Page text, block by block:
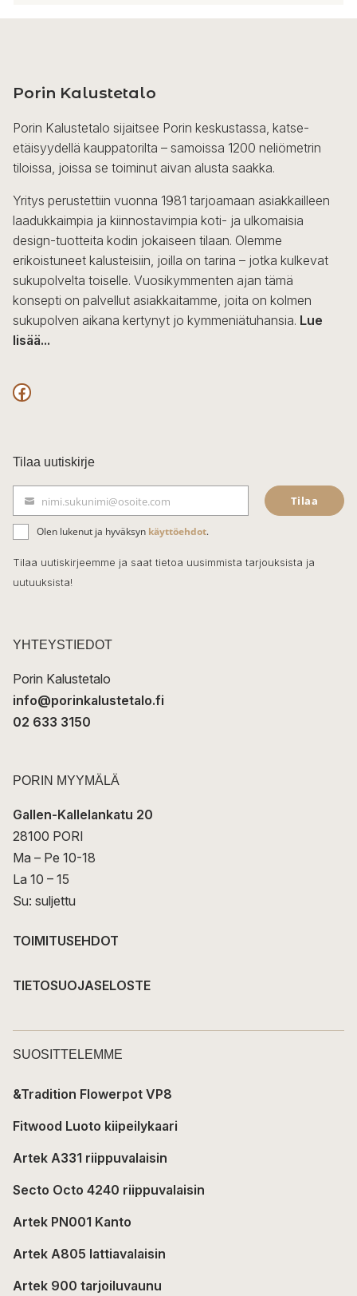
muunnelma.
tehdä
valinnat
tuotteen
sivulla.
Porin Kalustetalo
Porin Kalustetalo sijaitsee Porin keskustassa, katse-
etäisyydellä kauppatorilta – samoissa 1200 neliömetrin
tiloissa, joissa se toiminut aivan alusta saakka.
Yritys perustettiin vuonna 1981 tarjoamaan asiakkailleen
laadukkaimpia ja kiinnostavimpia koti- ja ulkomaisia
design-tuotteita kodin jokaiseen tilaan. Olemme
erikoistuneet kalusteisiin, joilla on tarina – jotka kulkevat
sukupolvelta toiselle. Vuosikymmenten ajan tämä
konsepti on palvellut asiakkaitamme, joita on kolmen
sukupolven aikana kertynyt jo kymmeniätuhansia. Lue
lisää...
F
c
e
b
o
o
k
Tilaa uutiskirje
ä
h
k
t
nimi.sukunimi@osoite.com Tilaa
Olen lukenut ja hyväksyn käyttöehdot.
Tilaa uutiskirjeemme ja saat tietoa uusimmista tarjouksista ja
uutuuksista!
YHTEYSTIEDOT
Porin Kalustetalo
info@porinkalustetalo.fi
02 633 3150
PORIN MYYMÄLÄ
Gallen-Kallelankatu 20
28100 PORI
Ma – Pe 10-18
La 10 – 15
Su: suljettu
TOIMITUSEHDOT
TIETOSUOJASELOSTE
SUOSITTELEMME
&Tradition Flowerpot VP8
Fitwood Luoto kiipeilykaari
Artek A331 riippuvalaisin
Secto Octo 4240 riippuvalaisin
Artek PN001 Kanto
Artek A805 lattiavalaisin
Artek 900 tarjoiluvaunu